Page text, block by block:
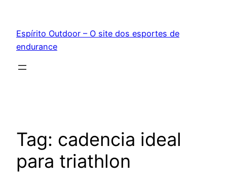
conteúdo
Espírito Outdoor – O site dos esportes de
endurance
Tag: cadencia ideal
para triathlon